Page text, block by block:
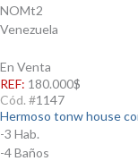
NOMt2
Venezuela
En Venta
REF: 180.000$
Cód. #1147
Hermoso tonw house
-3 Hab.
-4 Baños